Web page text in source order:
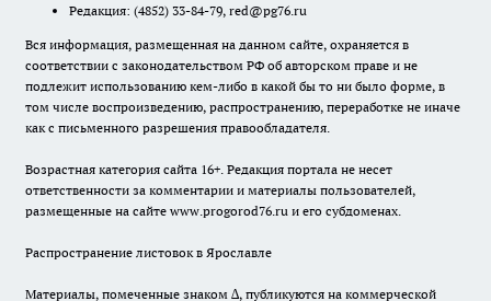
Редакция: (4852) 33-84-79, red@pg76.ru
Вся информация, размещенная на данном сайте, охраняется в
соответствии с законодательством РФ об авторском праве и не
подлежит использованию кем-либо в какой бы то ни было форме, в
том числе воспроизведению, распространению, переработке не иначе
как с письменного разрешения правообладателя.
Возрастная категория сайта 16+. Редакция портала не несет
ответственности за комментарии и материалы пользователей,
размещенные на сайте www.progorod76.ru и его субдоменах.
Распространение листовок в Ярославле
Материалы, помеченные знаком ∆, публикуются на коммерческой